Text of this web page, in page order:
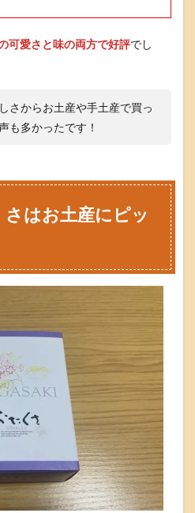
可愛さと味の両方で好評でし
さからお土産や手土産で買っ
も多かったです！
はお土産にピッ